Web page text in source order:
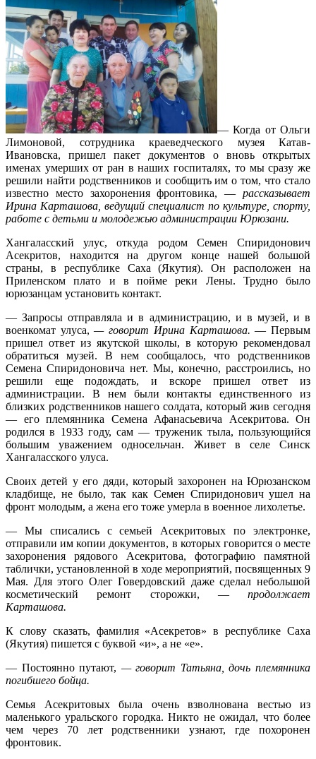
— Когда от Ольги
Лимоновой, сотрудника краеведческого музея Катав-
Ивановска, пришел пакет документов о вновь открытых
именах умерших от ран в наших госпиталях, то мы сразу же
решили найти родственников и сообщить им о том, что стало
известно место захоронения фронтовика, — рассказывает
Ирина Карташова, ведущий специалист по культуре, спорту,
работе с детьми и молодежью администрации Юрюзани.
Хангаласский улус, откуда родом Семен Спиридонович
Асекритов, находится на другом конце нашей большой
страны, в республике Саха (Якутия). Он расположен на
Приленском плато и в пойме реки Лены. Трудно было
юрюзанцам установить контакт.
— Запросы отправляла и в администрацию, и в музей, и в
военкомат улуса,— говорит Ирина Карташова. — Первым
пришел ответ из якутской школы, в которую рекомендовал
обратиться музей. В нем сообщалось, что родственников
Семена Спиридоновича нет. Мы, конечно, расстроились, но
решили еще подождать, и вскоре пришел ответ из
администрации. В нем были контакты единственного из
близких родственников нашего солдата, который жив сегодня
— его племянника Семена Афанасьевича Асекритова. Он
родился в 1933 году, сам — труженик тыла, пользующийся
большим уважением односельчан. Живет в селе Синск
Хангаласского улуса.
Своих детей у его дяди, который захоронен на Юрюзанском
кладбище, не было, так как Семен Спиридонович ушел на
фронт молодым, а жена его тоже умерла в военное лихолетье.
— Мы списались с семьей Асекритовых по электронке,
отправили им копии документов, в которых говорится о месте
захоронения рядового Асекритова, фотографию памятной
таблички, установленной в ходе мероприятий, посвященных 9
Мая. Для этого Олег Говердовский даже сделал небольшой
косметический ремонт сторожки, — продолжает
Карташова.
К слову сказать, фамилия «Асекретов» в республике Саха
(Якутия) пишется с буквой «и», а не «е».
— Постоянно путают, — говорит Татьяна, дочь племянника
погибшего бойца.
Семья Асекритовых была очень взволнована вестью из
маленького уральского городка. Никто не ожидал, что более
чем через 70 лет родственники узнают, где похоронен
фронтовик.